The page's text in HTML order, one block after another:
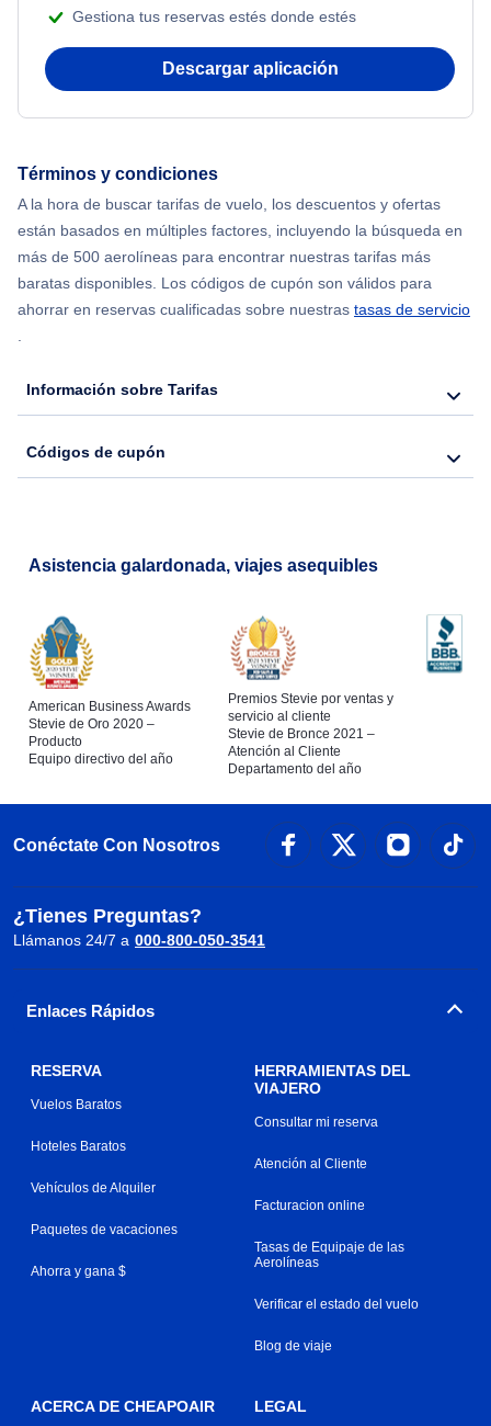
Gestiona tus reservas estés donde estés
Descargar aplicación
Términos y condiciones
A la hora de buscar tarifas de vuelo, los descuentos y ofertas
están basados en múltiples factores, incluyendo la búsqueda en
más de 500 aerolíneas para encontrar nuestras tarifas más
baratas disponibles. Los códigos de cupón son válidos para
ahorrar en reservas cualificadas sobre nuestras tasas de servicio
.
Información sobre Tarifas
Códigos de cupón
Asistencia galardonada, viajes asequibles
American Business Awards
Stevie de Oro 2020 –
Producto
Equipo directivo del año
Premios Stevie por ventas y
servicio al cliente
Stevie de Bronce 2021 –
Atención al Cliente
Departamento del año
Conéctate Con Nosotros
¿Tienes Preguntas?
Llámanos 24/7 a 000-800-050-3541
Enlaces Rápidos
RESERVA
Vuelos Baratos
Hoteles Baratos
Vehículos de Alquiler
Paquetes de vacaciones
Ahorra y gana $
HERRAMIENTAS DEL
VIAJERO
Consultar mi reserva
Atención al Cliente
Facturacion online
Tasas de Equipaje de las
Aerolíneas
Verificar el estado del vuelo
Blog de viaje
ACERCA DE CHEAPOAIR LEGAL